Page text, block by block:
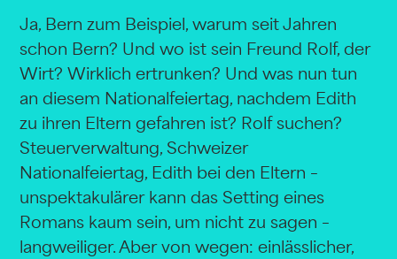
Ja, Bern zum Beispiel, warum seit Jahren
schon Bern? Und wo ist sein Freund Rolf, der
Wirt? Wirklich ertrunken? Und was nun tun
an diesem Nationalfeiertag, nachdem Edith
zu ihren Eltern gefahren ist? Rolf suchen?
Steuerverwaltung, Schweizer
Nationalfeiertag, Edith bei den Eltern –
unspektakulärer kann das Setting eines
Romans kaum sein, um nicht zu sagen –
langweiliger. Aber von wegen: einlässlicher,